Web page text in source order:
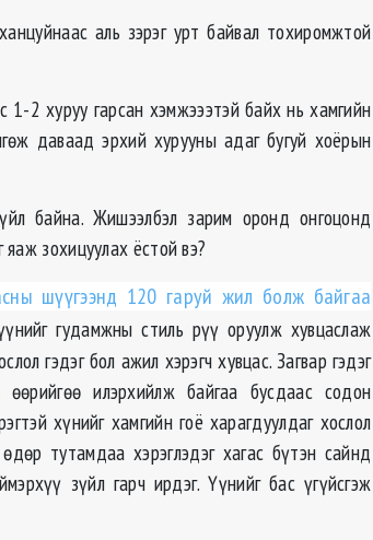
аль зэрэг урт байвал тохиромжтой
2 хуруу гарсан хэмжэээтэй байх нь хамгийн
даваад эрхий хурууны адаг бугуй хоёрын
байна. Жишээлбэл зарим оронд онгоцонд
зохицуулах ёстой вэ?
шүүгээнд 120 гаруй жил болж байгаа
гудамжны стиль рүү оруулж хувцаслаж
гэдэг бол ажил хэрэгч хувцас. Загвар гэдэг
илэрхийлж байгаа бусдаас содон
хүнийг хамгийн гоё харагдуулдаг хослол
тутамдаа хэрэглэдэг хагас бүтэн сайнд
зүйл гарч ирдэг. Үүнийг бас үгүйсгэж